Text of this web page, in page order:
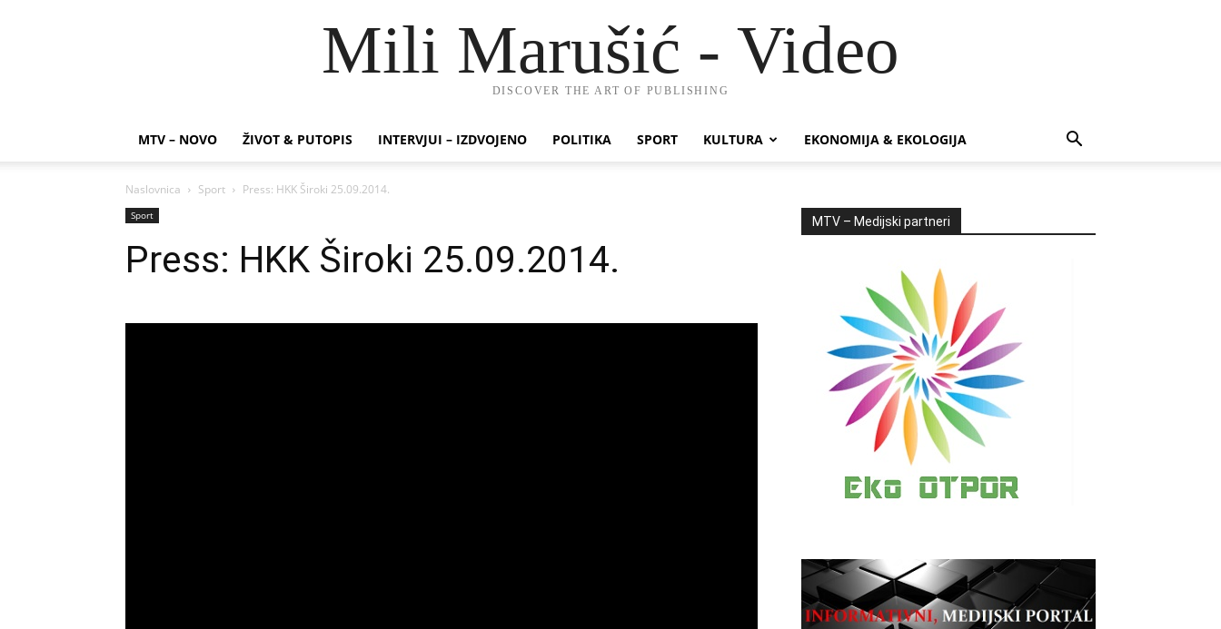
Mili Marušić - Video
DISCOVER THE ART OF PUBLISHING
MTV – NOVO ŽIVOT & PUTOPIS INTERVJUI – IZDVOJENO POLITIKA SPORT KULTURA EKONOMIJA & EKOLOGIJA
Naslovnica Sport Press: HKK Široki 25.09.2014.
Sport
Press: HKK Široki 25.09.2014.
MTV – Medijski partneri